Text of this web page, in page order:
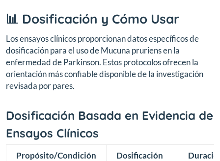
📊 Dosificación y Cómo Usar
Los ensayos clínicos proporcionan datos específicos de
dosificación para el uso de Mucuna pruriens en la
enfermedad de Parkinson. Estos protocolos ofrecen la
orientación más confiable disponible de la investigación
revisada por pares.
Dosificación Basada en Evidencia de
Ensayos Clínicos
Propósito/Condición Dosificación